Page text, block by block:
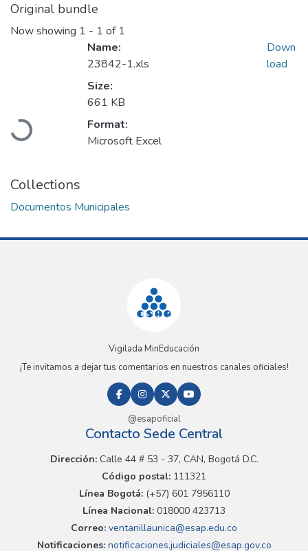
Original bundle
Now showing 1 - 1 of 1
Loading...
Name:
23842-1.xls
Size:
661 KB
Format:
Microsoft Excel
Down
load
Collections
Documentos Municipales
Vigilada MinEducación
¡Te invitamos a dejar tus comentarios en nuestros canales oficiales!
@esapoficial
Contacto Sede Central
Dirección:Calle 44 # 53 - 37, CAN, Bogotá D.C.
Código postal: 111321
Línea Bogotá:(+57) 601 7956110
Línea Nacional: 018000 423713
Correo: ventanillaunica@esap.edu.co
Notificaciones:notificaciones.judiciales@esap.gov.co